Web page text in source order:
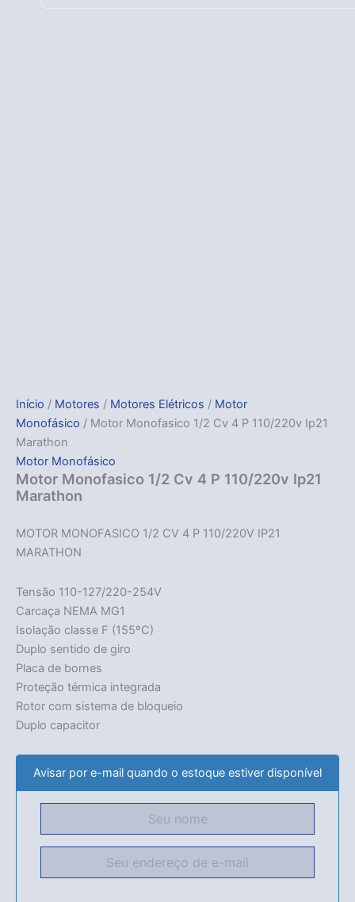
Início / Motores / Motores Elétricos / Motor
Monofásico / Motor Monofasico 1/2 Cv 4 P 110/220v Ip21
Marathon
Motor Monofásico
Motor Monofasico 1/2 Cv 4 P 110/220v Ip21
Marathon
MOTOR MONOFASICO 1/2 CV 4 P 110/220V IP21
MARATHON
Tensão 110-127/220-254V
Carcaça NEMA MG1
Isolação classe F (155ºC)
Duplo sentido de giro
Placa de bornes
Proteção térmica integrada
Rotor com sistema de bloqueio
Duplo capacitor
Avisar por e-mail quando o estoque estiver disponível